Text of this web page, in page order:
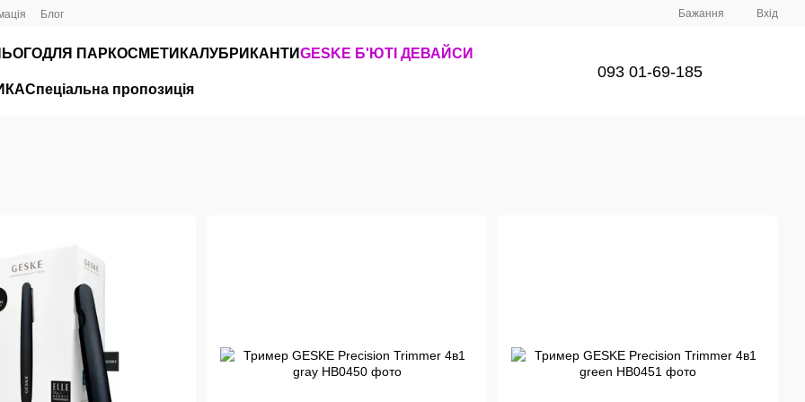
Блог Бажання Вхід
ДЛЯ ПАР КОСМЕТИКАЛУБРИКАНТИGЕSKE Б'ЮТІ ДЕВАЙСИ
Спеціальна пропозиція
093 01-69-185